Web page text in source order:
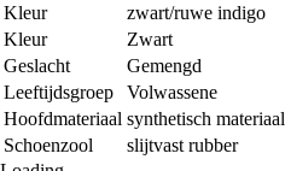
Kleur
zwart/ruwe indigo
Kleur
Zwart
Geslacht
Gemengd
Leeftijdsgroep
Volwassene
Hoofdmateriaal synthetisch materiaal
Schoenzool
slijtvast rubber